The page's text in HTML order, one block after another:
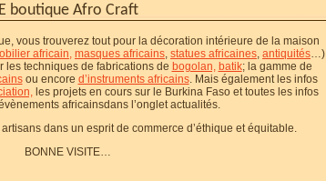
boutique Afro Craft
vous trouverez tout pour la décoration intérieure de la maison
africain, masques africains, statues africaines, antiquités…)
les techniques de fabrications de bogolan, batik; la gamme de
ou encore d’instruments africains. Mais également les infos
les projets en cours sur le Burkina Faso et toutes les infos
africainsdans l’onglet actualités.
dans un esprit de commerce d’éthique et équitable.
BONNE VISITE…